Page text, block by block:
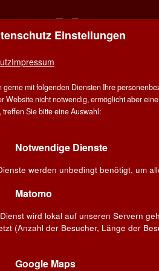
Einstellungen
Impressum
gerne mit folgenden Diensten Ihre
Website nicht notwendig, ermöglicht aber
treffen Sie bitte eine Auswahl:
Notwendige Dienste
werden unbedingt benötigt, um
Matomo
wird lokal auf unseren Servern
(Anzahl der Besucher, Länge der
Google Maps